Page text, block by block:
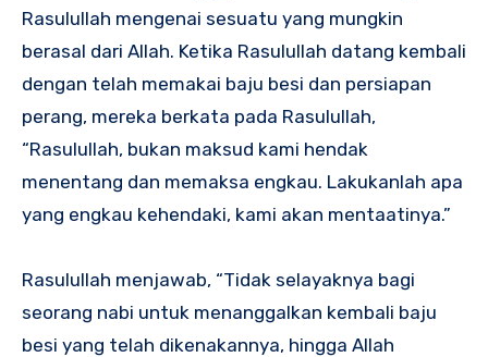
Rasulullah mengenai sesuatu yang mungkin
berasal dari Allah. Ketika Rasulullah datang kembali
dengan telah memakai baju besi dan persiapan
perang, mereka berkata pada Rasulullah,
“Rasulullah, bukan maksud kami hendak
menentang dan memaksa engkau. Lakukanlah apa
yang engkau kehendaki, kami akan mentaatinya.”
Rasulullah menjawab, “Tidak selayaknya bagi
seorang nabi untuk menanggalkan kembali baju
besi yang telah dikenakannya, hingga Allah